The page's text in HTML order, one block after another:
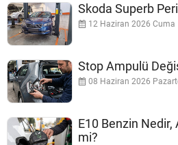
Skoda Superb
12 Haziran 2026 Cuma
Stop Ampulü
08 Haziran 2026
E10 Benzin Nedir,
mi?